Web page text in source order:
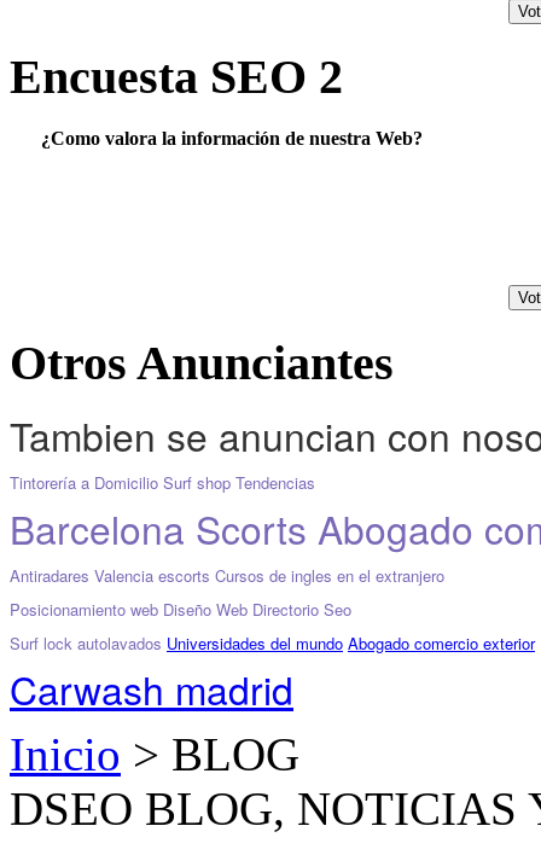
Encuesta SEO 2
¿Como valora la información de nuestra Web?
Otros Anunciantes
Tambien se anuncian con
Tintorería a Domicilio Surf shop Tendencias
Barcelona Scorts Abogado
Antiradares Valencia escorts Cursos de ingles en el extranjero
Posicionamiento web Diseño Web Directorio Seo
Surf lock autolavados Universidades del mundo Abogado comercio exterior
Carwash madrid
Inicio > BLOG
DSEO BLOG, NOTICIAS